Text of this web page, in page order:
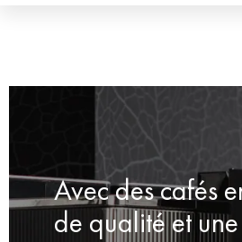
Avec des cafés
de qualité et